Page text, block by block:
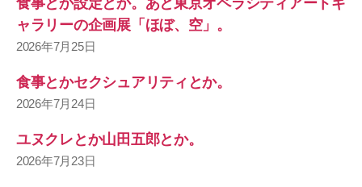
ャラリーの企画展「ほぼ、空」。
2026年7月25日
食事とかセクシュアリティとか。
2026年7月24日
ユヌクレとか山田五郎とか。
2026年7月23日